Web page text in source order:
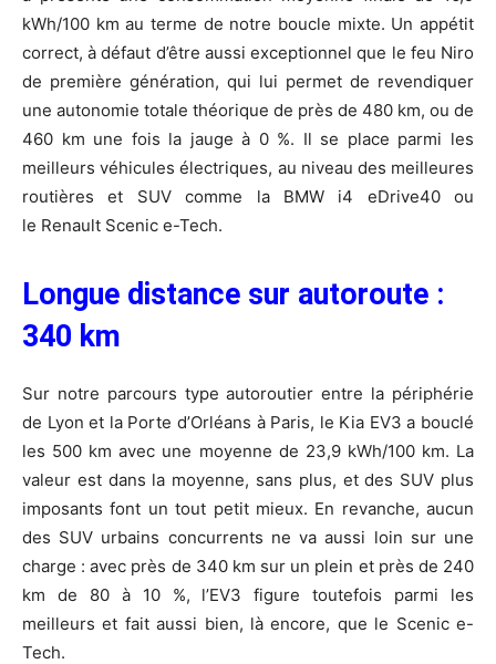
kWh/100 km au terme de notre boucle mixte. Un appétit
correct, à défaut d’être aussi exceptionnel que le feu Niro
de première génération, qui lui permet de revendiquer
une autonomie totale théorique de près de 480 km, ou de
460 km une fois la jauge à 0 %. Il se place parmi les
meilleurs véhicules électriques, au niveau des meilleures
routières et SUV comme la BMW i4 eDrive40 ou
le Renault Scenic e-Tech.
Longue distance sur autoroute :
340 km
Sur notre parcours type autoroutier entre la périphérie
de Lyon et la Porte d’Orléans à Paris, le Kia EV3 a bouclé
les 500 km avec une moyenne de 23,9 kWh/100 km. La
valeur est dans la moyenne, sans plus, et des SUV plus
imposants font un tout petit mieux. En revanche, aucun
des SUV urbains concurrents ne va aussi loin sur une
charge : avec près de 340 km sur un plein et près de 240
km de 80 à 10 %, l’EV3 figure toutefois parmi les
meilleurs et fait aussi bien, là encore, que le Scenic e-
Tech.